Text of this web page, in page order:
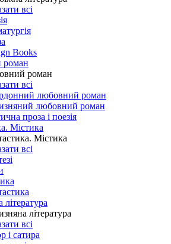
всі
Books
роман
всі
любовний роман
любовний роман
проза і поезія
Містика
Містика
всі
література
література
всі
і сатира